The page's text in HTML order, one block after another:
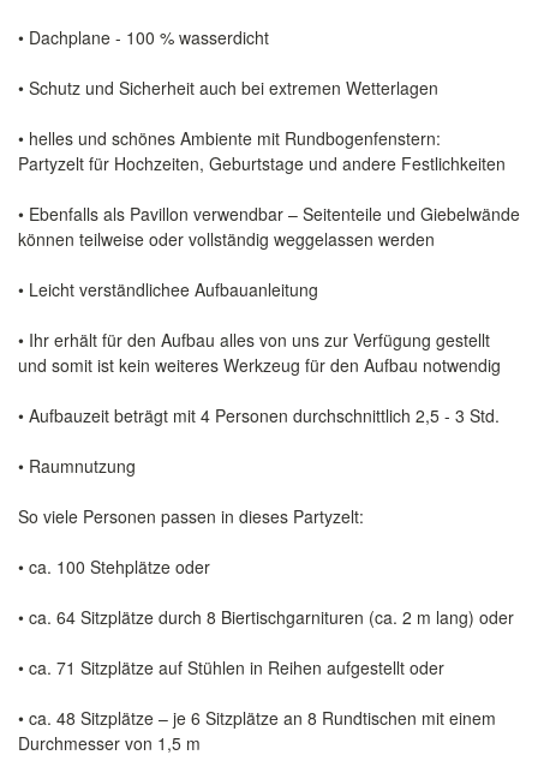
• Dachplane - 100 % wasserdicht
• Schutz und Sicherheit auch bei extremen Wetterlagen
• helles und schönes Ambiente mit Rundbogenfenstern:
Partyzelt für Hochzeiten, Geburtstage und andere Festlichkeiten
• Ebenfalls als Pavillon verwendbar – Seitenteile und Giebelwände
können teilweise oder vollständig weggelassen werden
• Leicht verständlichee Aufbauanleitung
• Ihr erhält für den Aufbau alles von uns zur Verfügung gestellt
und somit ist kein weiteres Werkzeug für den Aufbau notwendig
• Aufbauzeit beträgt mit 4 Personen durchschnittlich 2,5 - 3 Std.
• Raumnutzung
So viele Personen passen in dieses Partyzelt:
• ca. 100 Stehplätze oder
• ca. 64 Sitzplätze durch 8 Biertischgarnituren (ca. 2 m lang) oder
• ca. 71 Sitzplätze auf Stühlen in Reihen aufgestellt oder
• ca. 48 Sitzplätze – je 6 Sitzplätze an 8 Rundtischen mit einem
Durchmesser von 1,5 m